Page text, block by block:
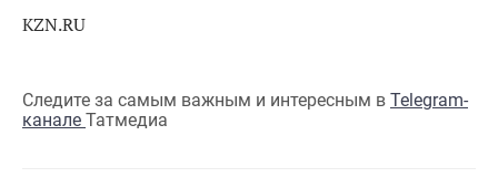
KZN.RU
Следите за самым важным и интересным в Telegram-
канале Татмедиа